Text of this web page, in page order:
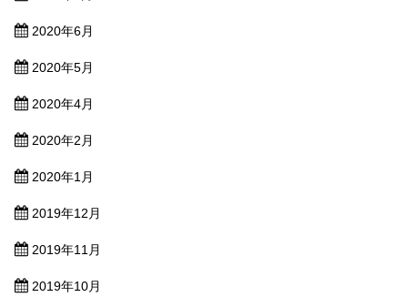
2020年6月
2020年5月
2020年4月
2020年2月
2020年1月
2019年12月
2019年11月
2019年10月